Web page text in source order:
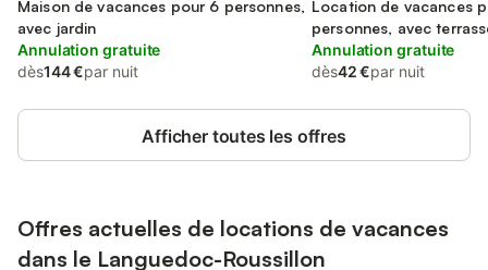
Maison de vacances pour 6 personnes,
avec jardin
Annulation gratuite
dès144 €par nuit
Location de vacances
personnes, avec
Annulation gratuite
dès42 €par nuit
Afficher toutes les offres
Offres actuelles de locations de vacances
dans le Languedoc-Roussillon